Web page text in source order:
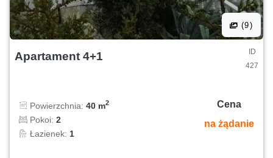
(9)
Apartament 4+1
ID
427
Powierzchnia: 40 m2
Pokoi: 2
Łazienek: 1
Cena
na żądanie